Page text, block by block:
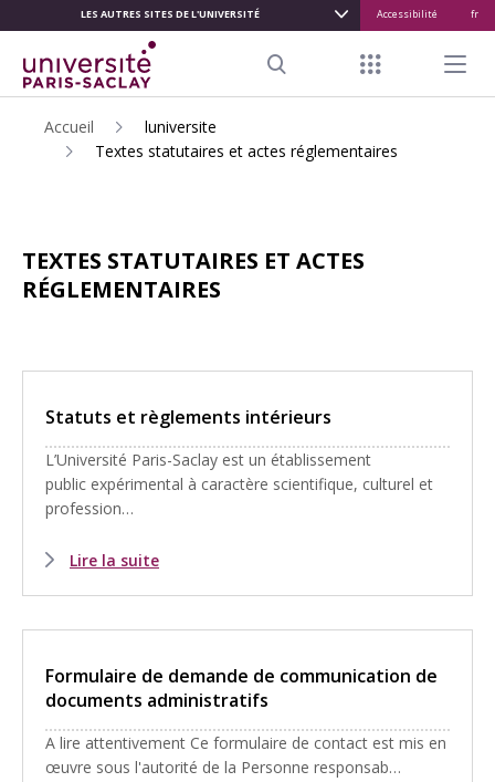
CONTENU
PRINCIPAL
LES AUTRES SITES DE L'UNIVERSITÉ Accessibilité fr
Menu Menu
Accueil
luniversite
Textes statutaires et actes réglementaires
TEXTES STATUTAIRES ET ACTES
RÉGLEMENTAIRES
Statuts et règlements intérieurs
L’Université Paris-Saclay est un établissement
public expérimental à caractère scientifique, culturel et
profession…
Lire la suite
Formulaire de demande de communication de
documents administratifs
A lire attentivement Ce formulaire de contact est mis en
œuvre sous l'autorité de la Personne responsab…